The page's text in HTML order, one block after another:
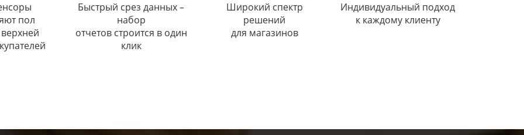
пол
Быстрый срез данных –
набор
отчетов строится в один
клик
Широкий спектр
решений
для магазинов
Индивидуальный подход
к каждому клиенту